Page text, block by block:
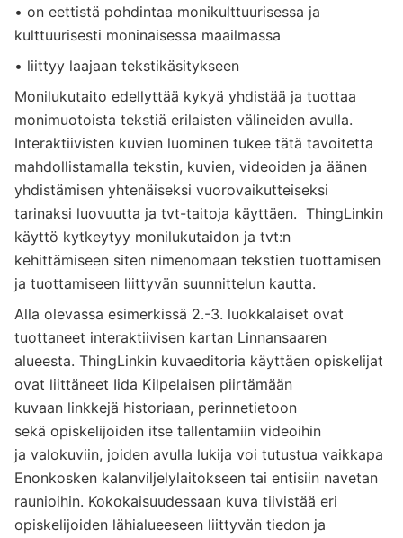
• on eettistä pohdintaa monikulttuurisessa ja
kulttuurisesti moninaisessa maailmassa
• liittyy laajaan tekstikäsitykseen
Monilukutaito edellyttää kykyä yhdistää ja tuottaa
monimuotoista tekstiä erilaisten välineiden avulla.
Interaktiivisten kuvien luominen tukee tätä tavoitetta
mahdollistamalla tekstin, kuvien, videoiden ja äänen
yhdistämisen yhtenäiseksi vuorovaikutteiseksi
tarinaksi luovuutta ja tvt-taitoja käyttäen. ThingLinkin
käyttö kytkeytyy monilukutaidon ja tvt:n
kehittämiseen siten nimenomaan tekstien tuottamisen
ja tuottamiseen liittyvän suunnittelun kautta.
Alla olevassa esimerkissä 2.-3. luokkalaiset ovat
tuottaneet interaktiivisen kartan Linnansaaren
alueesta. ThingLinkin kuvaeditoria käyttäen opiskelijat
ovat liittäneet Iida Kilpelaisen piirtämään
kuvaan linkkejä historiaan, perinnetietoon
sekä opiskelijoiden itse tallentamiin videoihin
ja valokuviin, joiden avulla lukija voi tutustua vaikkapa
Enonkosken kalanviljelylaitokseen tai entisiin navetan
raunioihin. Kokokaisuudessaan kuva tiivistää eri
opiskelijoiden lähialueeseen liittyvän tiedon ja